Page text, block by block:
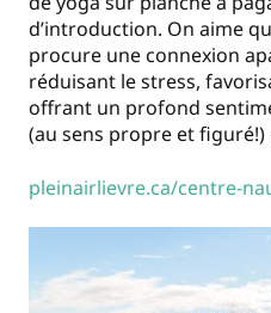
d’introduction. On aime
procure une connexion
réduisant le stress,
offrant un profond
(au sens propre et
pleinairlievre.ca/centre-